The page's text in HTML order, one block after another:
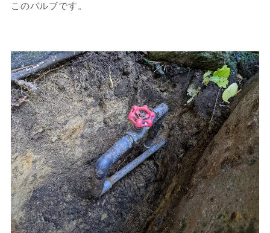
このバルブです。